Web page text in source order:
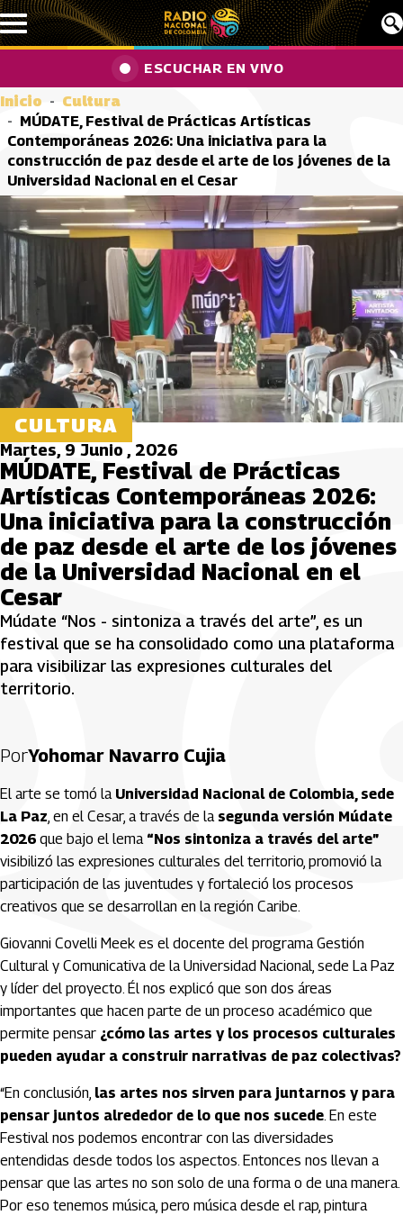
Pasar al contenido principal
ESCUCHAR EN VIVO
Inicio
Cultura
MÚDATE, Festival de Prácticas Artísticas
Contemporáneas 2026: Una iniciativa para la
construcción de paz desde el arte de los jóvenes de la
Universidad Nacional en el Cesar
CULTURA
Martes, 9 Junio , 2026
MÚDATE, Festival de Prácticas
Artísticas Contemporáneas 2026:
Una iniciativa para la construcción
de paz desde el arte de los jóvenes
de la Universidad Nacional en el
Cesar
Múdate “Nos - sintoniza a través del arte”, es un
festival que se ha consolidado como una plataforma
para visibilizar las expresiones culturales del
territorio.
PorYohomar Navarro Cujia
El arte se tomó la Universidad Nacional de Colombia, sede
La Paz, en el Cesar, a través de la segunda versión Múdate
2026 que bajo el lema “Nos sintoniza a través del arte”
visibilizó las expresiones culturales del territorio, promovió la
participación de las juventudes y fortaleció los procesos
creativos que se desarrollan en la región Caribe.
Giovanni Covelli Meek es el docente del programa Gestión
Cultural y Comunicativa de la Universidad Nacional, sede La Paz
y líder del proyecto. Él nos explicó que son dos áreas
importantes que hacen parte de un proceso académico que
permite pensar ¿cómo las artes y los procesos culturales
pueden ayudar a construir narrativas de paz colectivas?
“En conclusión, las artes nos sirven para juntarnos y para
pensar juntos alrededor de lo que nos sucede. En este
Festival nos podemos encontrar con las diversidades
entendidas desde todos los aspectos. Entonces nos llevan a
pensar que las artes no son solo de una forma o de una manera.
Por eso tenemos música, pero música desde el rap, pintura